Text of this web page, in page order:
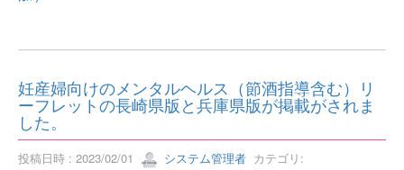
妊産婦向けのメンタルヘルス（節酒指導含む）リ
ーフレットの長崎県版と兵庫県版が掲載がされま
した。
投稿日時 : 2023/02/01 システム管理者 カテゴリ: